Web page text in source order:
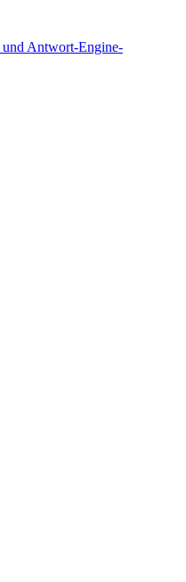
und Antwort-Engine-